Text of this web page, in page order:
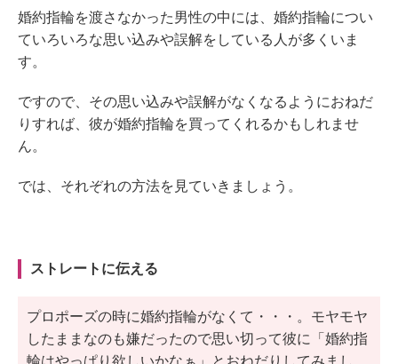
婚約指輪を渡さなかった男性の中には、婚約指輪につい
ていろいろな思い込みや誤解をしている人が多くいま
す。
ですので、その思い込みや誤解がなくなるようにおねだ
りすれば、彼が婚約指輪を買ってくれるかもしれませ
ん。
では、それぞれの方法を見ていきましょう。
ストレートに伝える
プロポーズの時に婚約指輪がなくて・・・。モヤモヤ
したままなのも嫌だったので思い切って彼に「婚約指
輪はやっぱり欲しいかなぁ」とおねだりしてみまし